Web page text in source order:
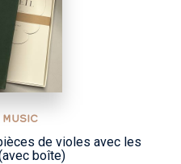
de violes avec les
boîte)